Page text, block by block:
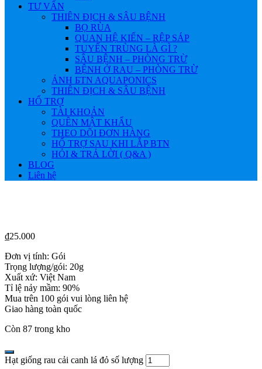
TƯ VẤN
THIÊN ĐỊCH & SÂU BỆNH
BỌ RÙA
QUAN HỆ KIẾN – RỆP SÁP
TUYẾN TRÙNG LÀ GÌ ?
SÂU BỆNH – PHÒNG TRỪ
BỆNH Ở RAU – PHÒNG TRỪ
ẢNH БTN AQUAPONICS
THIÊN ĐỊCH & SÂU BỆNH
HỔ TRỢ
TÀI KHOẢN
QUÊN MẬT KHẨU
THEO DÕI ĐƠN HÀNG
HỔ TRỢ SAU KHI LẮP BTN
HỎI & TRẢ LỜI ( Q&A )
BLOG
Liên hệ
₫25.000
Đơn vị tính: Gói
Trọng lượng/gói: 20g
Xuất xứ: Việt Nam
Tỉ lệ nảy mầm: 90%
Mua trên 100 gói vui lòng liên hệ
Giao hàng toàn quốc
Còn 87 trong kho
Hạt giống rau cải canh lá đỏ số lượng